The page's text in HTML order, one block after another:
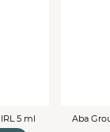
DO
5 ml Aba